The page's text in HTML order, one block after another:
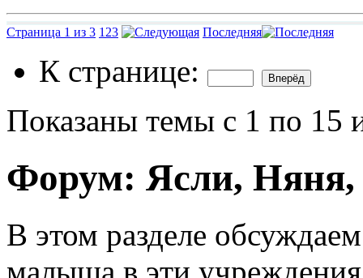
Страница 1 из 3 1 23 Последняя
К странице:
Показаны темы с 1 по 15
Форум: Ясли, Няня,
В этом разделе